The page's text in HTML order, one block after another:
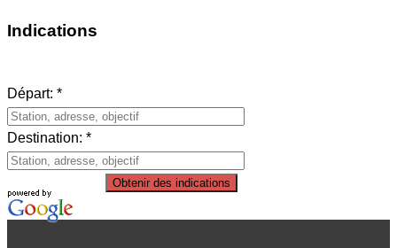
Indications
Départ: *
Destination: *
Obtenir des indications